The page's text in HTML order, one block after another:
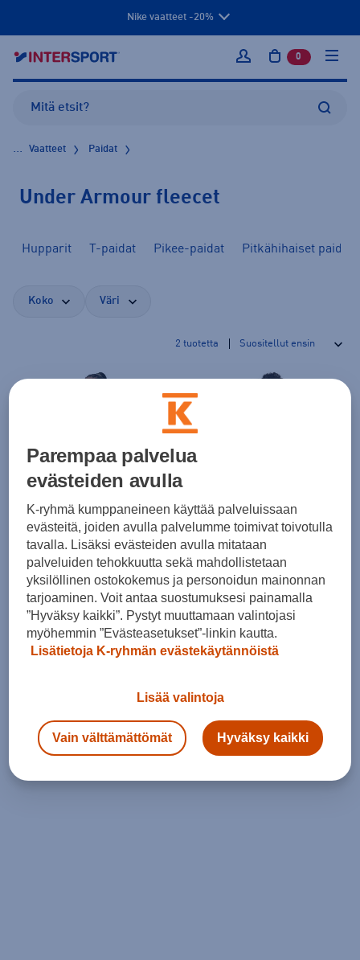
Nike vaatteet -20%
Kirjaudu sisään
0 tuotetta
... Vaatteet Paidat
Under Armour fleecet
Hupparit T-paidat Pikee-paidat Pitkähihaiset paidat
Koko Väri
2 tuotetta
Under Armour
Unstoppable Flc Hz - fleecetakki
(0)
100,00 €
Under Armour
Unstoppable Flc Hz - fleecetakki
(0)
100,00 €
Parempaa palvelua
evästeiden avulla
K-ryhmä kumppaneineen käyttää palveluissaan
evästeitä, joiden avulla palvelumme toimivat toivotulla
tavalla. Lisäksi evästeiden avulla mitataan
palveluiden tehokkuutta sekä mahdollistetaan
yksilöllinen ostokokemus ja personoidun mainonnan
tarjoaminen. Voit antaa suostumuksesi painamalla
”Hyväksy kaikki”. Pystyt muuttamaan valintojasi
myöhemmin ”Evästeasetukset”-linkin kautta.
Lisätietoja K-ryhmän evästekäytännöistä
Lisää valintoja
Vain välttämättömät Hyväksy kaikki